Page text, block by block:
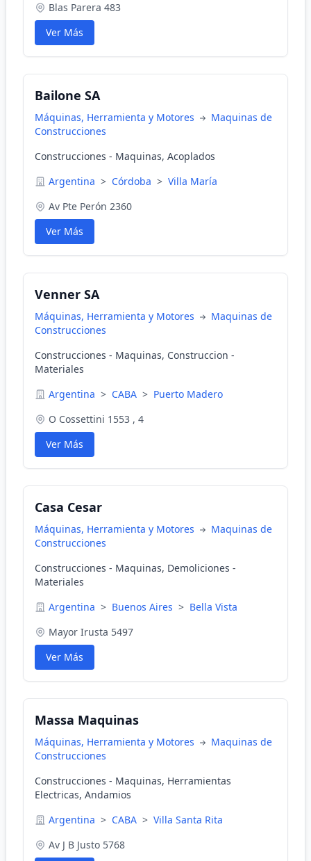
mesas, sillas, candelabros, espejos, andamios,
hormigonera, banco plaza, recolector de residuos,
cortadora de mosaico, repuestos, banquetas,
hierro forjado, maquinaria de la contruccion
Blas Parera 483
Ver Más
Bailone SA
Máquinas, Herramienta y Motores
Maquinas de
Construcciones
Construcciones - Maquinas, Acoplados
Argentina > Córdoba > Villa María
Av Pte Perón 2360
Ver Más
Venner SA
Máquinas, Herramienta y Motores
Maquinas de
Construcciones
Construcciones - Maquinas, Construccion -
Materiales
Argentina > CABA > Puerto Madero
O Cossettini 1553 , 4
Ver Más
Casa Cesar
Máquinas, Herramienta y Motores
Maquinas de
Construcciones
Construcciones - Maquinas, Demoliciones -
Materiales
Argentina > Buenos Aires > Bella Vista
Mayor Irusta 5497
Ver Más
Massa Maquinas
Máquinas, Herramienta y Motores
Maquinas de
Construcciones
Construcciones - Maquinas, Herramientas
Electricas, Andamios
Argentina > CABA > Villa Santa Rita
Av J B Justo 5768